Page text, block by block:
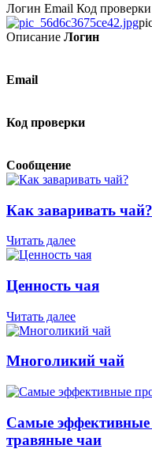
Логин Email Код
Описание Логин
Email
Код проверки
Сообщение
Как заваривать чай?
Читать далее
Ценность чая
Читать далее
Многоликий чай
Самые эффективные
травяные чаи